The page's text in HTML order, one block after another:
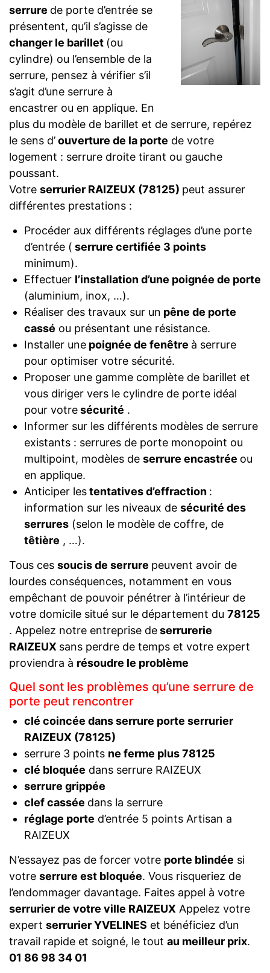
serrure de porte d’entrée se
présentent, qu’il s’agisse de
changer le barillet (ou
cylindre) ou l’ensemble de la
serrure, pensez à vérifier s’il
s’agit d’une serrure à
encastrer ou en applique. En
plus du modèle de barillet et de serrure, repérez
le sens d’ouverture de la porte de votre
logement : serrure droite tirant ou gauche
poussant.
Votre serrurier RAIZEUX (78125) peut assurer
différentes prestations :
Procéder aux différents réglages d’une porte
d’entrée ( serrure certifiée 3 points
minimum).
Effectuer l’installation d’une poignée de porte
(aluminium, inox, …).
Réaliser des travaux sur un pêne de porte
cassé ou présentant une résistance.
Installer unepoignée de fenêtre à serrure
pour optimiser votre sécurité.
Proposer une gamme complète de barillet et
vous diriger vers le cylindre de porte idéal
pour votresécurité .
Informer sur les différents modèles de serrure
existants : serrures de porte monopoint ou
multipoint, modèles de serrure encastrée ou
en applique.
Anticiper lestentatives d’effraction :
information sur les niveaux de sécurité des
serrures(selon le modèle de coffre, de
têtière , …).
Tous ces soucis de serrure peuvent avoir de
lourdes conséquences, notamment en vous
empêchant de pouvoir pénétrer à l’intérieur de
votre domicile situé sur le département du 78125
. Appelez notre entreprise deserrurerie
RAIZEUX sans perdre de temps et votre expert
proviendra à résoudre le problème
Quel sont les problèmes qu’une serrure de
porte peut rencontrer
clé coincée dans serrure porte serrurier
RAIZEUX (78125)
serrure 3 points ne ferme plus 78125
clé bloquée dans serrure RAIZEUX
serrure grippée
clef cassée dans la serrure
réglage porte d’entrée 5 points Artisan a
RAIZEUX
N’essayez pas de forcer votre porte blindée si
votre serrure est bloquée. Vous risqueriez de
l’endommager davantage. Faites appel à votre
serrurier de votre ville RAIZEUX Appelez votre
expert serrurier YVELINES et bénéficiez d’un
travail rapide et soigné, le tout au meilleur prix.
01 86 98 34 01